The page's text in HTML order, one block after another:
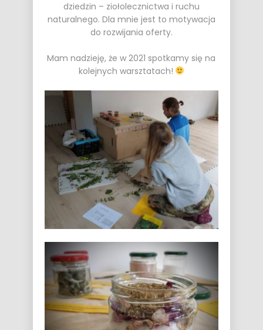
dziedzin – ziołolecznictwa i ruchu
naturalnego. Dla mnie jest to motywacja
do rozwijania oferty.
Mam nadzieję, że w 2021 spotkamy się na
kolejnych warsztatach!